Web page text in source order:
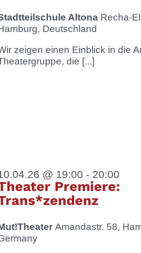
Altona Recha-
Deutschland
zeigen einen Einblick in die
die [...]
@ 19:00 - 20:00
Premiere:
Amandastr. 58,